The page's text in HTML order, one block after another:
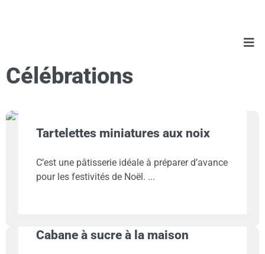
Célébrations
Tartelettes miniatures aux noix
C’est une pâtisserie idéale à préparer d’avance
pour les festivités de Noël.
Cabane à sucre à la maison